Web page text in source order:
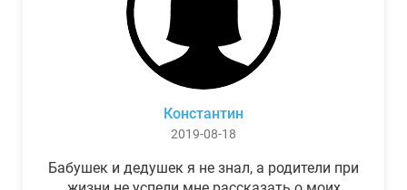
Константин
2019-08-18
Бабушек и дедушек я не знал, а родители при